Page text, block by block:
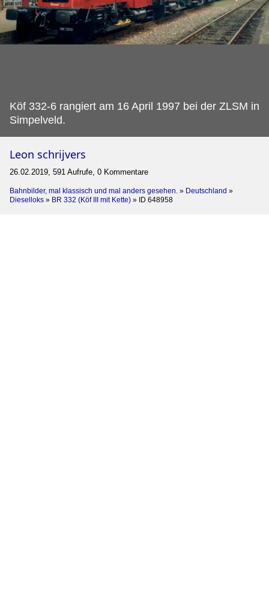
Köf 332-6 rangiert am 16 April 1997 bei der ZLSM in
Simpelveld.
Leon schrijvers
26.02.2019, 591 Aufrufe, 0 Kommentare
Bahnbilder, mal klassisch und mal anders gesehen. » Deutschland »
Dieselloks » BR 332 (Köf III mit Kette) » ID 648958